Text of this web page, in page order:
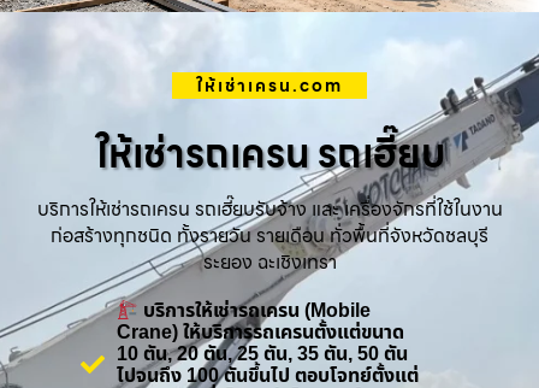
ให้เช่าเครน.com
ให้เช่ารถเครน รถเฮี๊ยบ
บริการให้เช่ารถเครน รถเฮี๊ยบรับจ้าง และ เครื่องจักรที่ใช้ในงาน
ก่อสร้างทุกชนิด ทั้งรายวัน รายเดือน ทั่วพื้นที่จังหวัดชลบุรี
ระยอง ฉะเชิงเทรา
บริการให้เช่ารถเครน (Mobile
Crane) ให้บริการรถเครนตั้งแต่ขนาด
10 ตัน, 20 ตัน, 25 ตัน, 35 ตัน, 50 ตัน
ไปจนถึง 100 ตันขึ้นไป ตอบโจทย์ตั้งแต่